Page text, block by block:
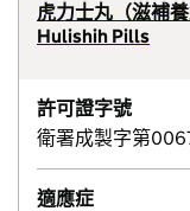
虎力士丸（滋補養
Hulishih Pills
許可證字號
衛署成製字第
適應症